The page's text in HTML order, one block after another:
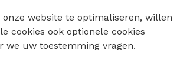
website te optimaliseren, willen
cookies ook optionele cookies
we uw toestemming vragen.